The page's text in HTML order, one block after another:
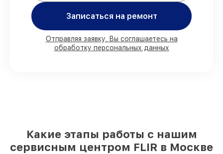
присутствии
деталей FLIR готовы к установке в
Москве, остальные доставляются быстро
Подлинные запчасти FLIR и надёжные
аналоги– с учётом любых финансовых
Записаться на ремонт
Отправляя заявку, Вы соглашаетесь на
обработку персональных данных
Какие этапы работы с нашим
сервисным центром FLIR в Москве